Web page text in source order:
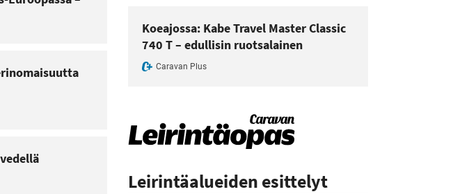
Koeajossa: Kabe Travel Master Classic
740 T – edullisin ruotsalainen
Caravan Plus
Leirintäalueiden esittelyt